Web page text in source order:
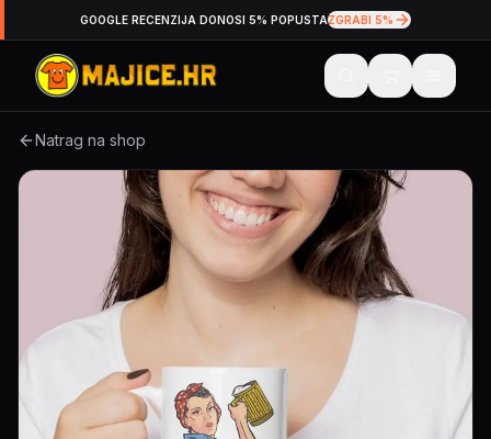
GOOGLE RECENZIJA DONOSI 5% POPUSTAZGRABI 5%
Natrag na shop